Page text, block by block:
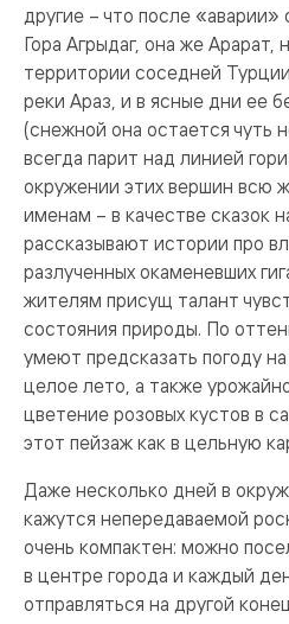
другие – что после «аварии»
Гора Агрыдаг, она же Арарат,
территории соседней
реки Араз, и в ясные дни ее
(снежной она остается чуть
всегда парит над линией
окружении этих вершин всю
именам – в качестве сказок
рассказывают истории про
разлученных окаменевших
жителям присущ талант
состояния природы. По
умеют предсказать погоду
целое лето, а также
цветение розовых кустов в
этот пейзаж как в цельную
Даже несколько дней в
кажутся непередаваемой
очень компактен: можно
в центре города и каждый
отправляться на другой